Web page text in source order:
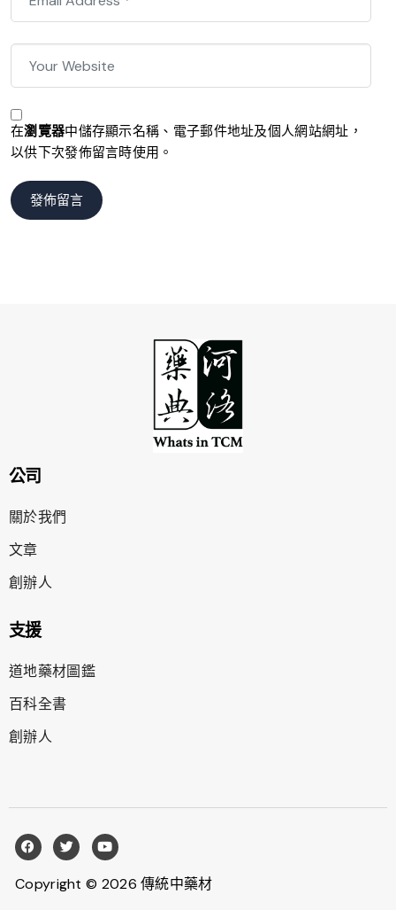
在瀏覽器中儲存顯示名稱、電子郵件地址及個人網站網址，
以供下次發佈留言時使用。
公司
關於我們
文章
創辦人
支援
道地藥材圖鑑
百科全書
創辦人
Copyright © 2026 傳統中藥材